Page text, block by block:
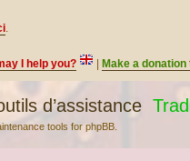
.
I help you? Make a donation
d’assistance
tools for phpBB.